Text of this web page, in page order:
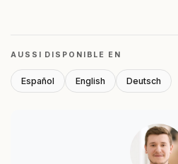
AUSSI DISPONIBLE EN
Español English Deutsch